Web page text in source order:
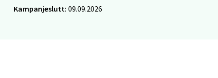
Kampanjeslutt: 09.09.2026
Ålesund - Thon Senter Moa